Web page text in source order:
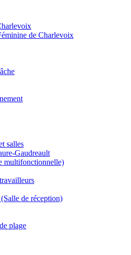
de Charlevoix
salles
Gaudreault
multifonctionnelle)
de réception)
plage